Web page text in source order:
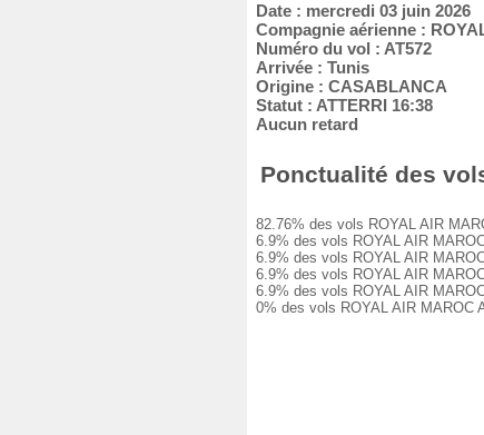
Date : mercredi 03 juin 2026
Compagnie aérienne :
Numéro du vol : AT572
Arrivée : Tunis
Origine : CASABLANCA
Statut : ATTERRI 16:38
Aucun retard
Ponctualité des
82.76% des vols ROYAL AIR
6.9% des vols ROYAL AIR
6.9% des vols ROYAL AIR
6.9% des vols ROYAL AIR
6.9% des vols ROYAL AIR
0% des vols ROYAL AIR MAROC